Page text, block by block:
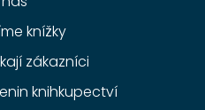
knížky
zákazníci
knihkupectví